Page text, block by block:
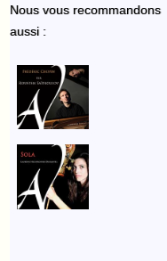
Nous vous recommandons
aussi :